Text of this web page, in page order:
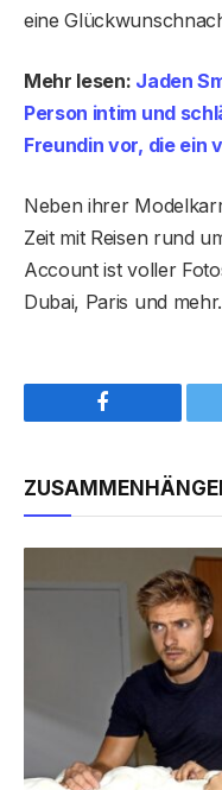
eine
Mehr lesen: Jaden
Person intim und
Freundin vor, die ein
Neben ihrer
Zeit mit Reisen rund
Account ist voller
Dubai, Paris und
Facebook